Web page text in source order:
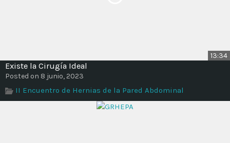
13:34
Existe la Cirugía Ideal
Posted on 8 junio, 2023
II Encuentro de Hernias de la Pared Abdominal